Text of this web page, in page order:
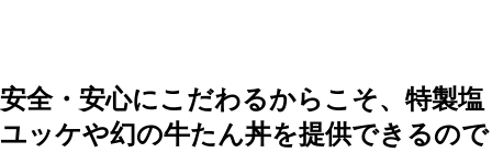
安全・安心にこだわるからこそ、特製塩
ユッケや幻の牛たん丼を提供できるので